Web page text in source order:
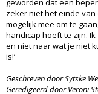
zeker niet het einde
mogelijk mee om te
handicap hoeft te zijn. Ik
en niet naar wat je niet
is!’
Geschreven door Sytske
Geredigeerd door Veroni